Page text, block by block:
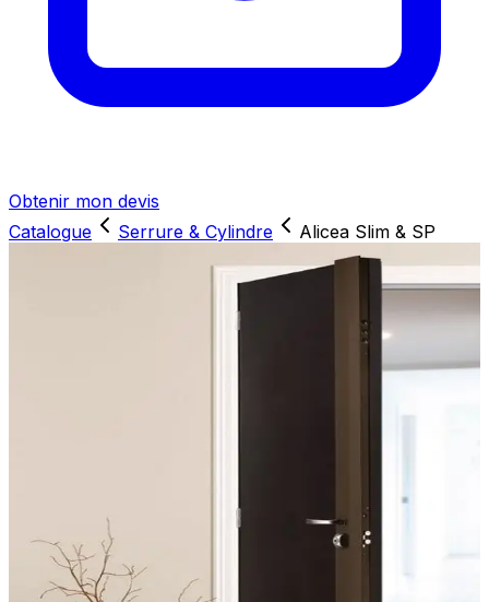
Obtenir mon devis
Catalogue
Serrure & Cylindre Alicea Slim & SP